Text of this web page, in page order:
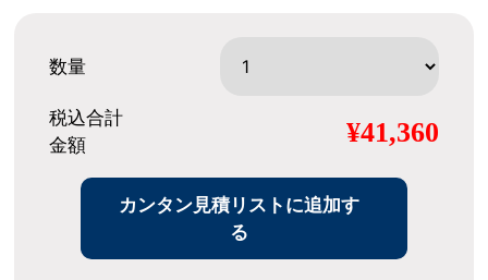
数量
税込合計
金額
¥41,360
カンタン見積リストに追加す
る